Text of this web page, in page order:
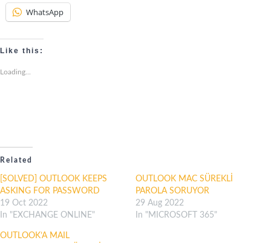
WhatsApp
Like this:
Loading...
Related
[SOLVED] OUTLOOK KEEPS
ASKING FOR PASSWORD
19 Oct 2022
In "EXCHANGE ONLINE"
OUTLOOK MAC SÜREKLİ
PAROLA SORUYOR
29 Aug 2022
In "MICROSOFT 365"
OUTLOOK’A MAIL